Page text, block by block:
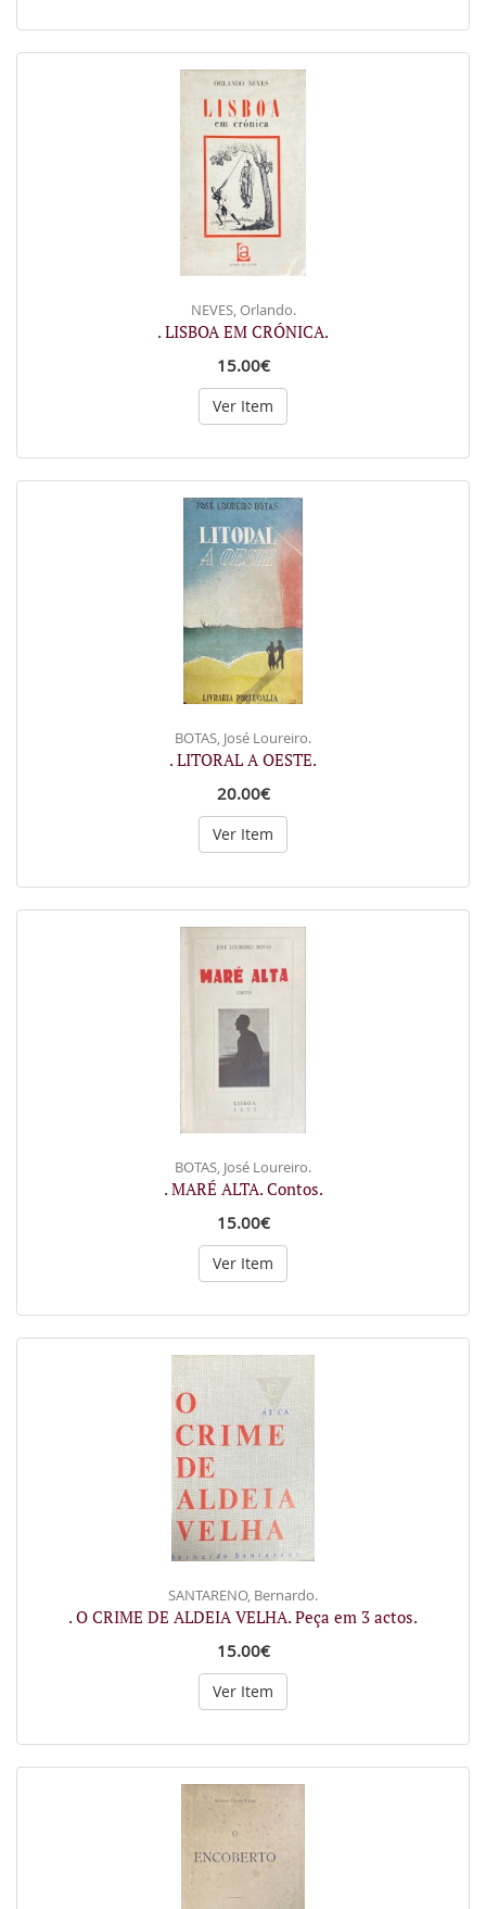
NEVES, Orlando.
. LISBOA EM CRÓNICA.
15.00€
Ver Item
BOTAS, José Loureiro.
. LITORAL A OESTE.
20.00€
Ver Item
BOTAS, José Loureiro.
. MARÉ ALTA. Contos.
15.00€
Ver Item
SANTARENO, Bernardo.
. O CRIME DE ALDEIA VELHA. Peça em 3 actos.
15.00€
Ver Item